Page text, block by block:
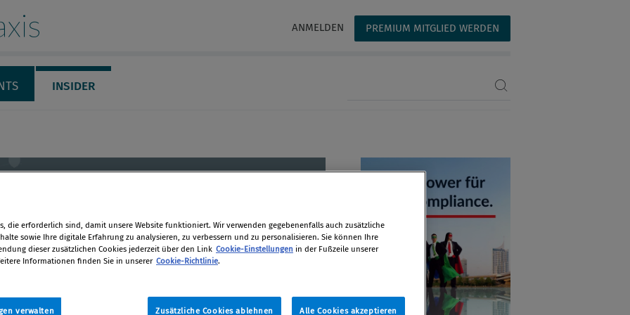
ANMELDEN PREMIUM MITGLIED WERDEN
INSIDER
die erforderlich sind, damit unsere Website funktioniert. Wir verwenden gegebenenfalls auch zusätzliche
sowie Ihre digitale Erfahrung zu analysieren, zu verbessern und zu personalisieren. Sie können Ihre
dieser zusätzlichen Cookies jederzeit über den Link Cookie-Einstellungen in der Fußzeile unserer
Informationen finden Sie in unserer Cookie-Richtlinie.
Zusätzliche Cookies ablehnen Alle Cookies akzeptieren
verwalten